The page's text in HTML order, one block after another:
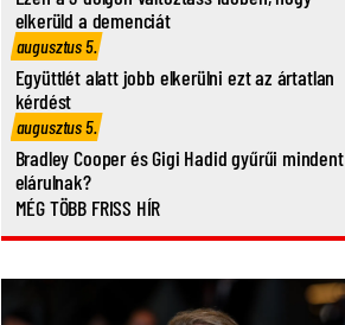
elkerüld a demenciát
augusztus 5.
Együttlét alatt jobb elkerülni ezt az ártatlan
kérdést
augusztus 5.
Bradley Cooper és Gigi Hadid gyűrűi mindent
elárulnak?
MÉG TÖBB FRISS HÍR